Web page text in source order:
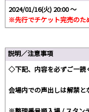
2024/01/16(火) 20:00 〜
※先行でチケット完売のた
説明／注意事項
◇下記、内容を必ずご一読
会場内での声出しは解禁と